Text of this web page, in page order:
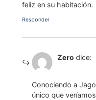
feliz en su habitación.
Responder
Zero dice:
Conociendo a
único que